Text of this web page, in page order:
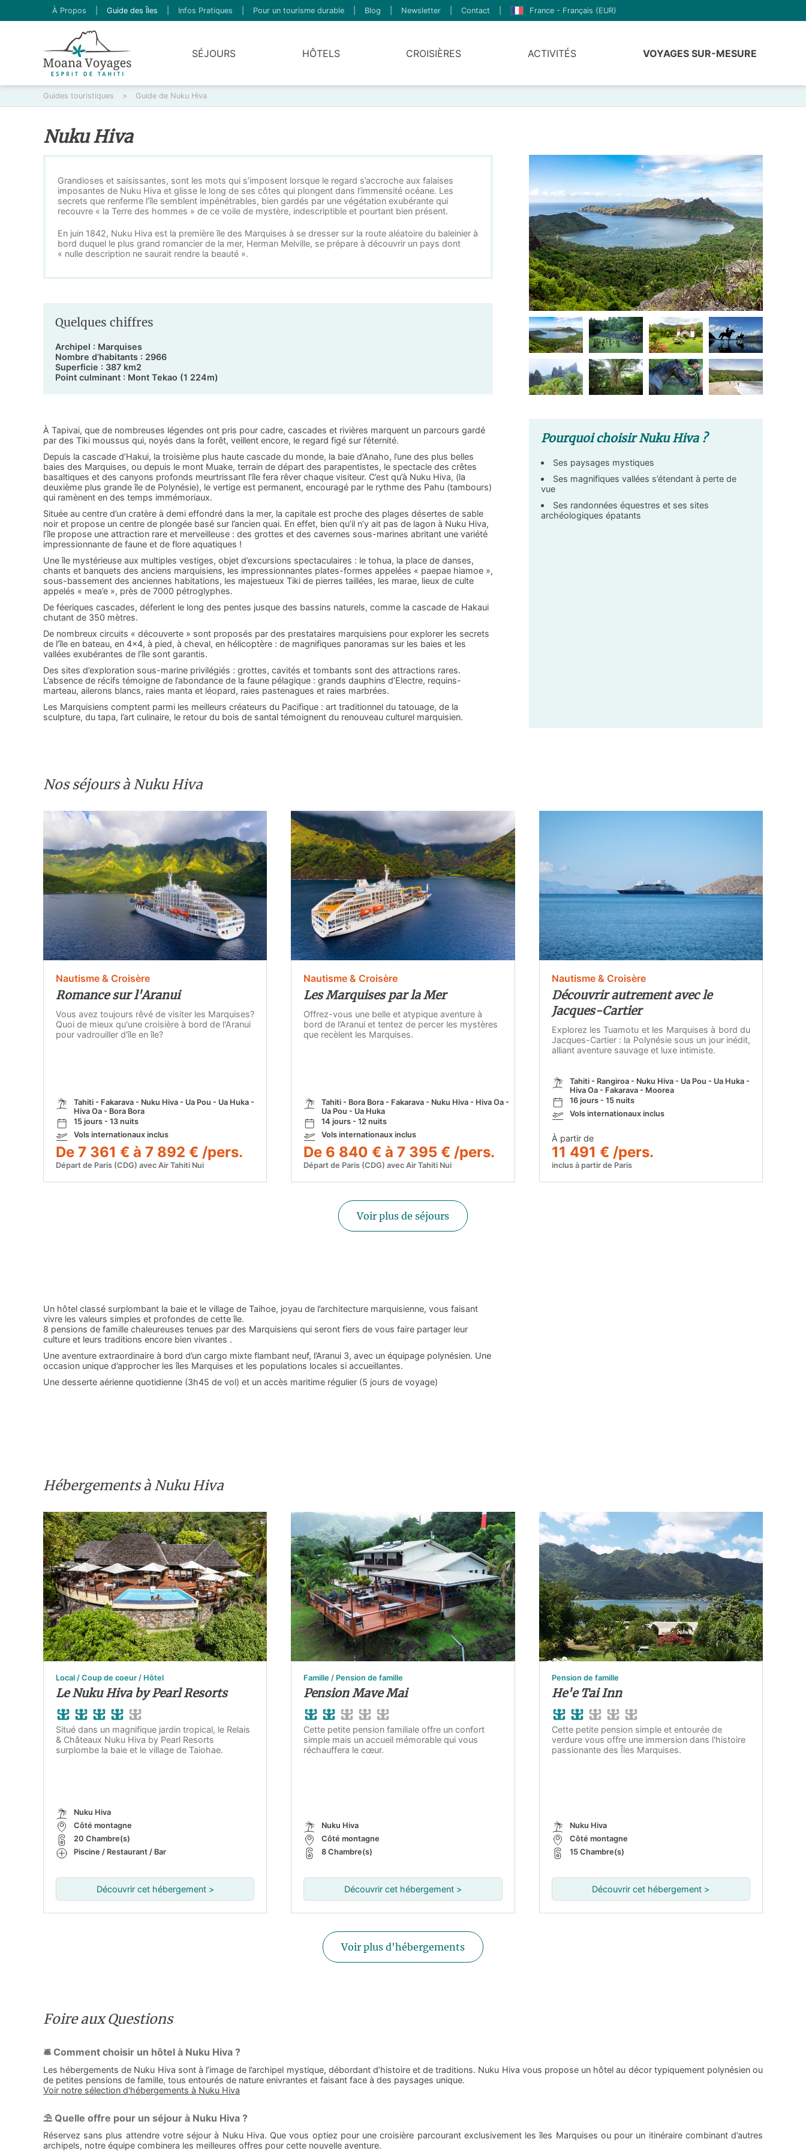
À Propos Guide des Îles Infos Pratiques Pour un tourisme durable Blog Newsletter Contact France - Français (EUR)
SÉJOURS HÔTELS CROISIÈRES ACTIVITÉS VOYAGES SUR-MESURE
Guides touristiques > Guide de Nuku Hiva
Nuku Hiva
Grandioses et saisissantes, sont les mots qui s’imposent lorsque le regard s’accroche aux falaises
imposantes de Nuku Hiva et glisse le long de ses côtes qui plongent dans l’immensité océane. Les
secrets que renferme l’île semblent impénétrables, bien gardés par une végétation exubérante qui
recouvre « la Terre des hommes » de ce voile de mystère, indescriptible et pourtant bien présent.
En juin 1842, Nuku Hiva est la première île des Marquises à se dresser sur la route aléatoire du baleinier à
bord duquel le plus grand romancier de la mer, Herman Melville, se prépare à découvrir un pays dont
« nulle description ne saurait rendre la beauté ».
Quelques chiffres
Archipel : Marquises
Nombre d’habitants : 2966
Superficie : 387 km2
Point culminant : Mont Tekao (1 224m)
À Tapivai, que de nombreuses légendes ont pris pour cadre, cascades et rivières marquent un parcours gardé
par des Tiki moussus qui, noyés dans la forêt, veillent encore, le regard figé sur l’éternité.
Depuis la cascade d’Hakui, la troisième plus haute cascade du monde, la baie d’Anaho, l’une des plus belles
baies des Marquises, ou depuis le mont Muake, terrain de départ des parapentistes, le spectacle des crêtes
basaltiques et des canyons profonds meurtrissant l’île fera rêver chaque visiteur. C’est qu’à Nuku Hiva, (la
deuxième plus grande île de Polynésie), le vertige est permanent, encouragé par le rythme des Pahu (tambours)
qui ramènent en des temps immémoriaux.
Située au centre d’un cratère à demi effondré dans la mer, la capitale est proche des plages désertes de sable
noir et propose un centre de plongée basé sur l’ancien quai. En effet, bien qu’il n’y ait pas de lagon à Nuku Hiva,
l’île propose une attraction rare et merveilleuse : des grottes et des cavernes sous-marines abritant une variété
impressionnante de faune et de flore aquatiques !
Une île mystérieuse aux multiples vestiges, objet d’excursions spectaculaires : le tohua, la place de danses,
chants et banquets des anciens marquisiens, les impressionnantes plates-formes appelées « paepae hiamoe »,
sous-bassement des anciennes habitations, les majestueux Tiki de pierres taillées, les marae, lieux de culte
appelés « mea’e », près de 7000 pétroglyphes.
De féeriques cascades, déferlent le long des pentes jusque des bassins naturels, comme la cascade de Hakaui
chutant de 350 mètres.
De nombreux circuits « découverte » sont proposés par des prestataires marquisiens pour explorer les secrets
de l’île en bateau, en 4×4, à pied, à cheval, en hélicoptère : de magnifiques panoramas sur les baies et les
vallées exubérantes de l’île sont garantis.
Des sites d’exploration sous-marine privilégiés : grottes, cavités et tombants sont des attractions rares.
L’absence de récifs témoigne de l’abondance de la faune pélagique : grands dauphins d’Electre, requins-
marteau, ailerons blancs, raies manta et léopard, raies pastenagues et raies marbrées.
Les Marquisiens comptent parmi les meilleurs créateurs du Pacifique : art traditionnel du tatouage, de la
sculpture, du tapa, l’art culinaire, le retour du bois de santal témoignent du renouveau culturel marquisien.
Pourquoi choisir Nuku Hiva ?
Ses paysages mystiques
Ses magnifiques vallées s’étendant à perte de
vue
Ses randonnées équestres et ses sites
archéologiques épatants
Nos séjours à Nuku Hiva
Nautisme & Croisère
Romance sur l'Aranui
Vous avez toujours rêvé de visiter les Marquises?
Quoi de mieux qu'une croisière à bord de l'Aranui
pour vadrouiller d'île en île?
Tahiti - Fakarava - Nuku Hiva - Ua Pou - Ua Huka -
Hiva Oa - Bora Bora
15 jours - 13 nuits
Vols internationaux inclus
De 7 361 € à 7 892 € /pers.
Départ de Paris (CDG) avec Air Tahiti Nui
Nautisme & Croisère
Les Marquises par la Mer
Offrez-vous une belle et atypique aventure à
bord de l’Aranui et tentez de percer les mystères
que recèlent les Marquises.
Tahiti - Bora Bora - Fakarava - Nuku Hiva - Hiva Oa -
Ua Pou - Ua Huka
14 jours - 12 nuits
Vols internationaux inclus
De 6 840 € à 7 395 € /pers.
Départ de Paris (CDG) avec Air Tahiti Nui
Nautisme & Croisère
Découvrir autrement avec le
Jacques-Cartier
Explorez les Tuamotu et les Marquises à bord du
Jacques-Cartier : la Polynésie sous un jour inédit,
alliant aventure sauvage et luxe intimiste.
Tahiti - Rangiroa - Nuku Hiva - Ua Pou - Ua Huka -
Hiva Oa - Fakarava - Moorea
16 jours - 15 nuits
Vols internationaux inclus
À partir de
11 491 € /pers.
inclus à partir de Paris
Voir plus de séjours
Un hôtel classé surplombant la baie et le village de Taihoe, joyau de l’architecture marquisienne, vous faisant
vivre les valeurs simples et profondes de cette île.
8 pensions de famille chaleureuses tenues par des Marquisiens qui seront fiers de vous faire partager leur
culture et leurs traditions encore bien vivantes .
Une aventure extraordinaire à bord d’un cargo mixte flambant neuf, l’Aranui 3, avec un équipage polynésien. Une
occasion unique d’approcher les îles Marquises et les populations locales si accueillantes.
Une desserte aérienne quotidienne (3h45 de vol) et un accès maritime régulier (5 jours de voyage)
Hébergements à Nuku Hiva
Local / Coup de coeur / Hôtel
Le Nuku Hiva by Pearl Resorts
Situé dans un magnifique jardin tropical, le Relais
& Châteaux Nuku Hiva by Pearl Resorts
surplombe la baie et le village de Taiohae.
Nuku Hiva
Côté montagne
20 Chambre(s)
Piscine / Restaurant / Bar
Découvrir cet hébergement >
Famille / Pension de famille
Pension Mave Mai
Cette petite pension familiale offre un confort
simple mais un accueil mémorable qui vous
réchauffera le cœur.
Nuku Hiva
Côté montagne
8 Chambre(s)
Découvrir cet hébergement >
Pension de famille
He'e Tai Inn
Cette petite pension simple et entourée de
verdure vous offre une immersion dans l'histoire
passionante des Îles Marquises.
Nuku Hiva
Côté montagne
15 Chambre(s)
Découvrir cet hébergement >
Voir plus d'hébergements
Foire aux Questions
🛎️ Comment choisir un hôtel à Nuku Hiva ?
Les hébergements de Nuku Hiva sont à l’image de l’archipel mystique, débordant d’histoire et de traditions. Nuku Hiva vous propose un hôtel au décor typiquement polynésien ou
de petites pensions de famille, tous entourés de nature enivrantes et faisant face à des paysages unique.
Voir notre sélection d'hébergements à Nuku Hiva
⛱️ Quelle offre pour un séjour à Nuku Hiva ?
Réservez sans plus attendre votre séjour à Nuku Hiva. Que vous optiez pour une croisière parcourant exclusivement les îles Marquises ou pour un itinéraire combinant d’autres
archipels, notre équipe combinera les meilleures offres pour cette nouvelle aventure.